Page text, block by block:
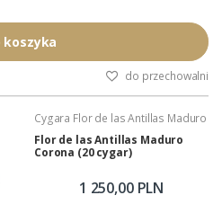
Kraj pochodzenia: Nikaragua.
Wykonanie: całkowicie ręczne.
Podana wartość to: cena za jedno
cygaro w foliowej koszulce.
koszyka
do przechowalni
Cygara Flor de las Antillas Maduro
Flor de las Antillas Maduro
Corona (20 cygar)
1 250,00 PLN